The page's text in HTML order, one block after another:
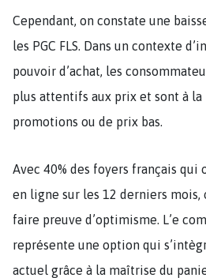
Cependant, on constate une
les PGC FLS. Dans un contexte
pouvoir d’achat, les
plus attentifs aux prix et sont à la
promotions ou de prix bas.
Avec 40% des foyers français qui
en ligne sur les 12 derniers
faire preuve d’optimisme. L’e
représente une option qui
actuel grâce à la maîtrise du